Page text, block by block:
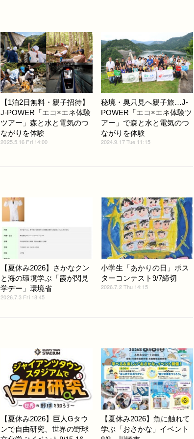
【1泊2日無料・親子招待】
J-POWER「エコ×エネ体験
ツアー」森と水と電気のつ
ながりを体験
2025.5.16 Fri 14:00
秘境・奥只見へ親子旅…J-
POWER「エコ×エネ体験ツ
アー」で森と水と電気のつ
ながりを体験
2024.9.17 Tue 11:15
【夏休み2026】さかなクン
と海の環境学ぶ「霞が関見
学デー」環境省
2026.7.3 Fri 18:45
小学生「あかりの日」ポス
ターコンテスト9/7締切
2026.7.2 Thu 14:15
【夏休み2026】巨人Gタウ
ンで自由研究、世界の野球
【夏休み2026】魚に触れて
学ぶ「おさかな」イベント